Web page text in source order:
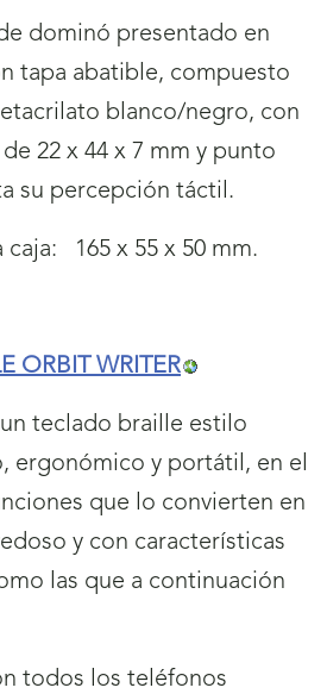
dominó presentado en
tapa abatible, compuesto
blanco/negro, con
22 x 44 x 7 mm y punto
su percepción táctil.
caja: 165 x 55 x 50 mm.
ORBIT WRITER
teclado braille estilo
ergonómico y portátil, en el
que lo convierten en
y con características
las que a continuación
todos los teléfonos